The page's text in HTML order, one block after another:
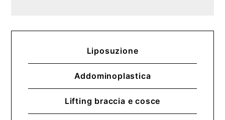
Liposuzione
Addominoplastica
Lifting braccia e cosce